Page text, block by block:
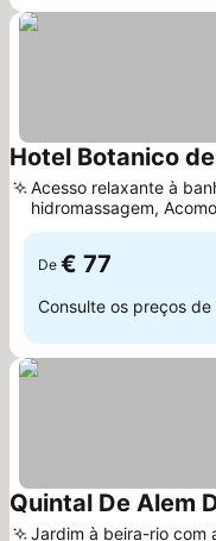
Hotel Botanico
Acesso relaxante à
hidromassagem,
renovada
De € 77
Consulte os preços de
Quintal De Alem
Jardim à beira-rio com